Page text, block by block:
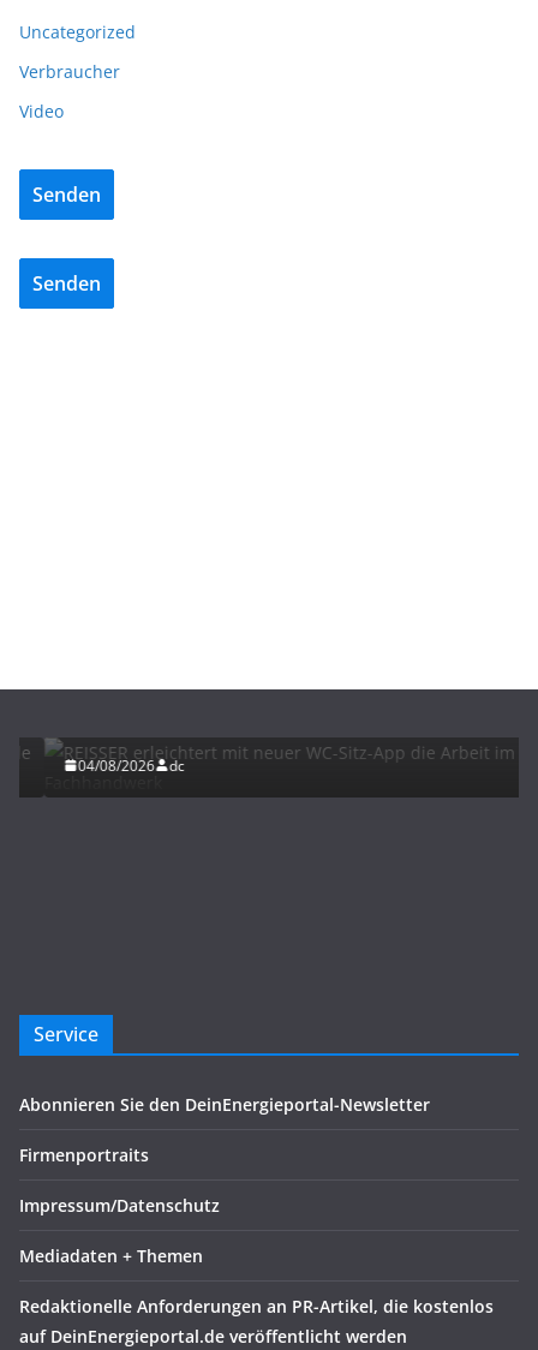
Uncategorized
Verbraucher
Video
Senden
Senden
04/08/2026 dc
Service
Abonnieren Sie den DeinEnergieportal-Newsletter
Firmenportraits
Impressum/Datenschutz
Mediadaten + Themen
Redaktionelle Anforderungen an PR-Artikel, die kostenlos
auf DeinEnergieportal.de veröffentlicht werden